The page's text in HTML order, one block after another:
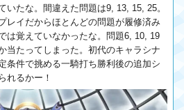
いたな。間違えた問題は9, 13, 15, 25。
レイだからほとんどの問題が履修済み
は覚えていなかったな。問題6, 10, 19
当たってしまった。初代のキャラシナ
条件で挑める一騎打ち勝利後の追加シ
れるかー！